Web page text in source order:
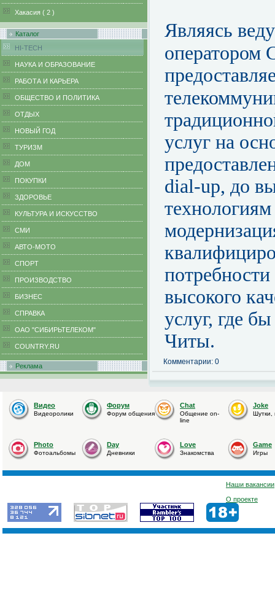
Хакасия ( 2 )
Каталог
HI-TECH
НАУКА И ОБРАЗОВАНИЕ
РАБОТА И КАРЬЕРА
ОБЩЕСТВО И ПОЛИТИКА
ОТДЫХ
НОВЫЙ ГОД
ТУРИЗМ
ДОМ
ПОКУПКИ
ЗДОРОВЬЕ
КУЛЬТУРА И ИСКУССТВО
СМИ
АВТО-МОТО
СПОРТ
ПРОИЗВОДСТВО
БИЗНЕС
CПРАВКА
ОАО "СИБИРЬТЕЛЕКОМ"
COUNTRY.RU
Реклама
Являясь
услуг на
dial-up, до
высокого
услуг, где
Читы.
Комментарии: 0
Видео
Видеоролики
Форум
Форум общения
Chat
Общение on-
line
Joke
Шутки,
Photo
Фотоальбомы
Day
Дневники
Love
Знакомства
Game
Игры
Наши вакансии
О проекте